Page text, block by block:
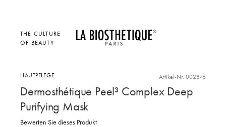
THE CULTURE
OF BEAUTY
HAUTPFLEGE Artikel-Nr. 002876
Dermosthétique Peel³ Complex Deep
Purifying Mask
Bewerten Sie dieses Produkt